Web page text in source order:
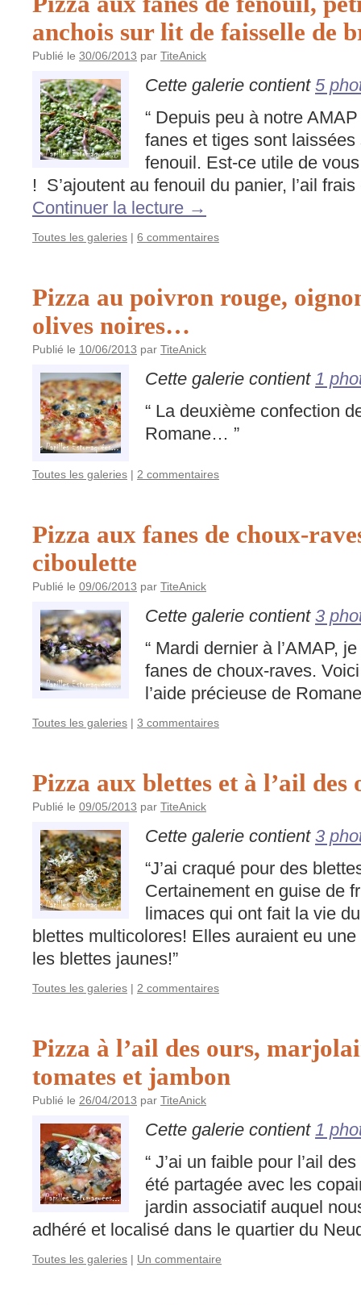
anchois sur lit de faisselle de
Publié le 30/06/2013 par TiteAnick
Cette galerie contient 5
“ Depuis peu à notre
fanes et tiges sont
fenouil. Est-ce utile de
! S’ajoutent au fenouil du panier, l’ail
Continuer la lecture →
Toutes les galeries | 6 commentaires
Pizza au poivron rouge,
olives noires…
Publié le 10/06/2013 par TiteAnick
Cette galerie contient 1
“ La deuxième confection
Romane… ”
Toutes les galeries | 2 commentaires
Pizza aux fanes de choux-
ciboulette
Publié le 09/06/2013 par TiteAnick
Cette galerie contient 3
“ Mardi dernier à l’AMAP,
fanes de choux-raves.
l’aide précieuse de
Toutes les galeries | 3 commentaires
Pizza aux blettes et à l’ail des
Publié le 09/05/2013 par TiteAnick
Cette galerie contient 3
“J’ai craqué pour des
Certainement en guise de
limaces qui ont fait la vie
blettes multicolores! Elles auraient eu
les blettes jaunes!”
Toutes les galeries | 2 commentaires
Pizza à l’ail des ours,
tomates et jambon
Publié le 26/04/2013 par TiteAnick
Cette galerie contient 1
“ J’ai un faible pour l’ail
été partagée avec les
jardin associatif auquel
adhéré et localisé dans le quartier du
Toutes les galeries | Un commentaire